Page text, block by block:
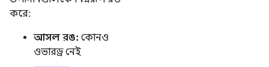
করে:
আসল রঙ: কোনও
ওভারড্র নেই